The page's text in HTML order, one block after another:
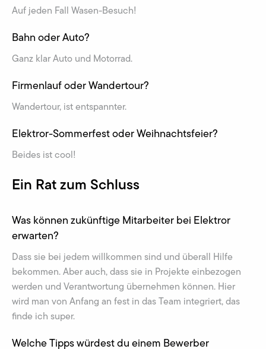
Auf jeden Fall Wasen-Besuch!
Bahn oder Auto?
Ganz klar Auto und Motorrad.
Firmenlauf oder Wandertour?
Wandertour, ist entspannter.
Elektror-Sommerfest oder Weihnachtsfeier?
Beides ist cool!
Ein Rat zum Schluss
Was können zukünftige Mitarbeiter bei Elektror
erwarten?
Dass sie bei jedem willkommen sind und überall Hilfe
bekommen. Aber auch, dass sie in Projekte einbezogen
werden und Verantwortung übernehmen können. Hier
wird man von Anfang an fest in das Team integriert, das
finde ich super.
Welche Tipps würdest du einem Bewerber